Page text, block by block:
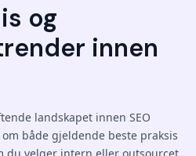
og
innen
landskapet innen SEO
både gjeldende beste praksis
du velger intern eller outsourcet